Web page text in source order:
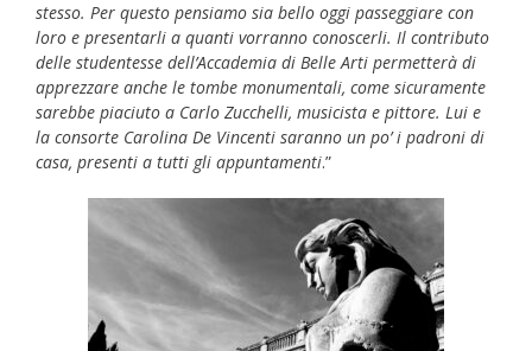
stesso. Per questo pensiamo sia bello oggi passeggiare con
loro e presentarli a quanti vorranno conoscerli. Il contributo
delle studentesse dell’Accademia di Belle Arti permetterà di
apprezzare anche le tombe monumentali, come sicuramente
sarebbe piaciuto a Carlo Zucchelli, musicista e pittore. Lui e
la consorte Carolina De Vincenti saranno un po’ i padroni di
casa, presenti a tutti gli appuntamenti.”